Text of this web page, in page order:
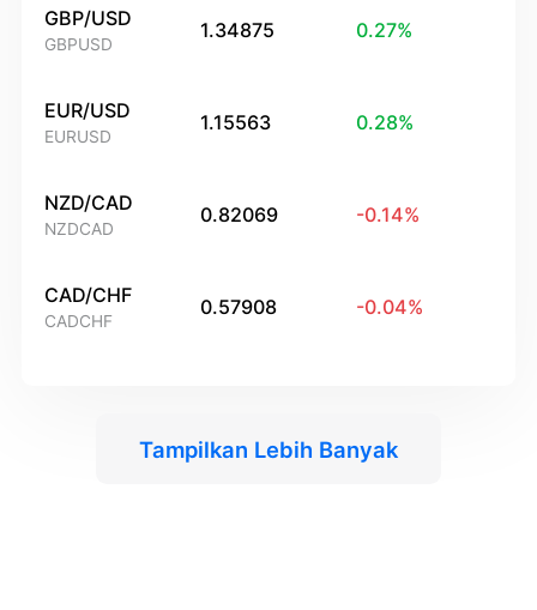
GBP/USD
GBPUSD
1.34875 0.27%
EUR/USD
EURUSD
1.15563 0.28%
NZD/CAD
NZDCAD
0.82069 -0.14%
CAD/CHF
CADCHF
0.57908 -0.04%
Tampilkan Lebih Banyak